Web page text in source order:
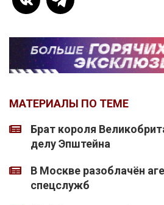
МАТЕРИАЛЫ ПО ТЕМЕ
Брат короля
делу Эпштейна
В Москве разоблачён
спецслужб